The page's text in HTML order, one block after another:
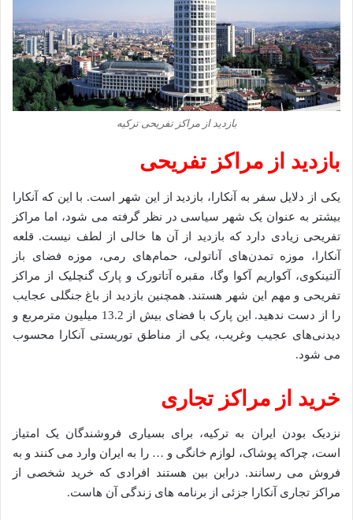
بازدید از مراکز تفریحی ترکیه
بازدید از مراکز تفریحی
یکی از دلایل سفر به آنکارا، بازدید از این شهر است. با این که آنکارا
بیشتر به عنوان یک شهر سیاسی در نظر گرفته می شود، اما مراکز
تفریحی زیادی دارد که بازدید از آن ها خالی از لطف نیست. قلعه
آنکارا، موزه تمدن‌های آناتولی، حمام‌های رمی، موزه فضای باز
آلتینکوی، آکواریم آکوا وگا، مقبره آتاتورک و پارک گنچلیک از مراکز
تفریحی و مهم این شهر هستند. همچنین بازدید از باغ جنگلی عجایب
را از دست ندهید. این پارک با فضای بیش از 13.2 میلیون مترمربع و
دیدنی‌های عجیب وغریب، یکی از مناطق توریستی آنکارا محسوب
می شود.
خرید از مراکز تجاری
نزدیک بودن ایران به ترکیه، برای بسیاری فروشندگان یک امتیاز
است، چراکه پوشاک، لوازم خانگی و … را به ایران وارد می کنند و به
فروش می رسانند. دراین بین هستند افرادی که خرید شخصی از
مراکز تجاری آنکارا جزئی از برنامه های زندگی آن هاست.